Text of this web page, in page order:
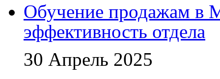
Обучение продажам в
эффективность отдела
30 Апрель 2025